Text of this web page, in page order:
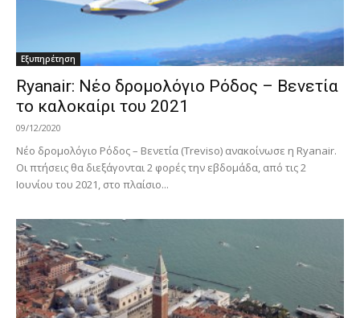
Εξυπηρέτηση
Ryanair: Νέο δρομολόγιο Ρόδος – Βενετία
το καλοκαίρι του 2021
09/12/2020
Νέο δρομολόγιο Ρόδος – Βενετία (Treviso) ανακοίνωσε η Ryanair.
Οι πτήσεις θα διεξάγονται 2 φορές την εβδομάδα, από τις 2
Ιουνίου του 2021, στο πλαίσιο...